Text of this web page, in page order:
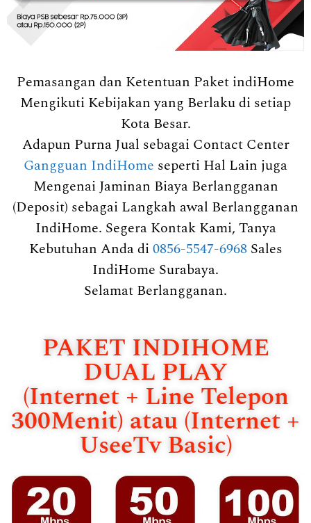
Pemasangan dan Ketentuan Paket indiHome
Mengikuti Kebijakan yang Berlaku di setiap
Kota Besar.
Adapun Purna Jual sebagai Contact Center
Gangguan IndiHome seperti Hal Lain juga
Mengenai Jaminan Biaya Berlangganan
(Deposit) sebagai Langkah awal Berlangganan
IndiHome. Segera Kontak Kami, Tanya
Kebutuhan Anda di 0856-5547-6968Sales
IndiHome Surabaya.
Selamat Berlangganan.
PAKET INDIHOME
DUAL PLAY
(Internet + Line Telepon
300Menit) atau (Internet +
UseeTv Basic)